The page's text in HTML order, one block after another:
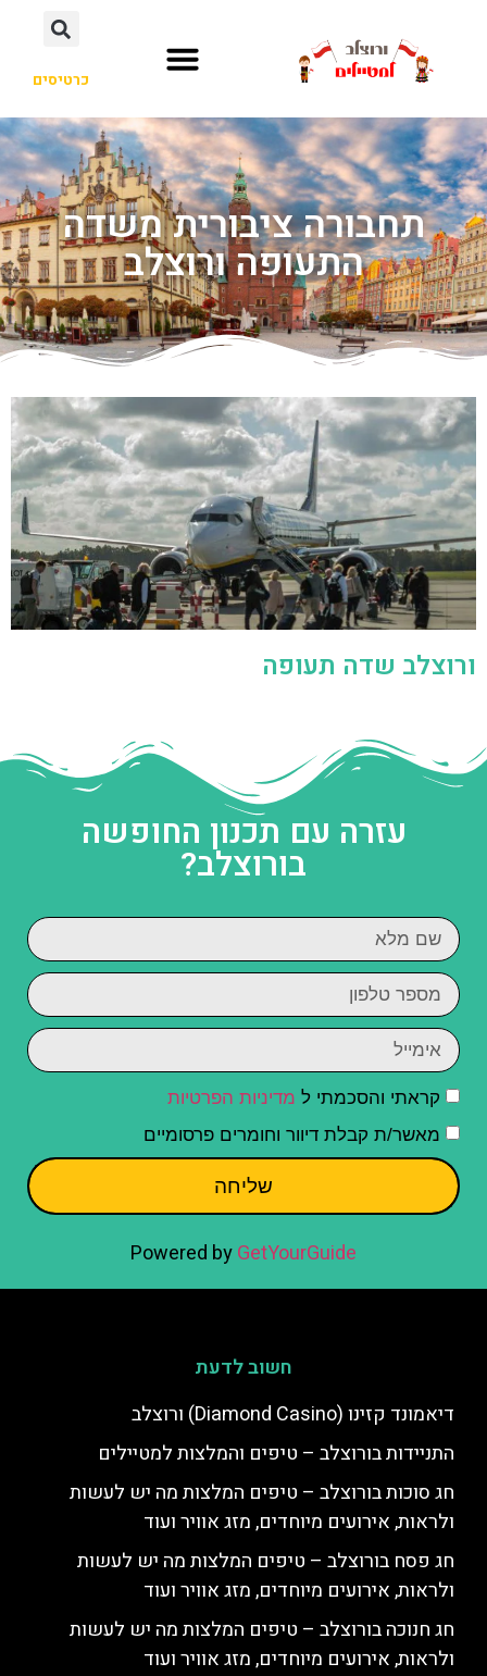
כרטיסים
תחבורה ציבורית משדה
התעופה ורוצלב
ורוצלב שדה תעופה
עזרה עם תכנון החופשה
בורוצלב?
קראתי והסכמתי ל מדיניות הפרטיות
מאשר/ת קבלת דיוור וחומרים פרסומיים
שליחה
Powered byGetYourGuide
חשוב לדעת
דיאמונד קזינו (Diamond Casino) ורוצלב
התניידות בורוצלב – טיפים והמלצות למטיילים
חג סוכות בורוצלב – טיפים המלצות מה יש לעשות
ולראות, אירועים מיוחדים, מזג אוויר ועוד
חג פסח בורוצלב – טיפים המלצות מה יש לעשות
ולראות, אירועים מיוחדים, מזג אוויר ועוד
חג חנוכה בורוצלב – טיפים המלצות מה יש לעשות
ולראות, אירועים מיוחדים, מזג אוויר ועוד